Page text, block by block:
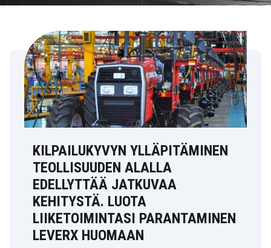
KILPAILUKYVYN YLLÄPITÄMINEN
TEOLLISUUDEN ALALLA
EDELLYTTÄÄ JATKUVAA
KEHITYSTÄ. LUOTA
LIIKETOIMINTASI PARANTAMINEN
LEVERX HUOMAAN